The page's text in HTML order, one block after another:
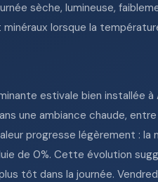
sèche, lumineuse,
lorsque la
estivale bien installée
une ambiance chaude,
progresse légèrement : la
de 0%. Cette évolution
tôt dans la journée.